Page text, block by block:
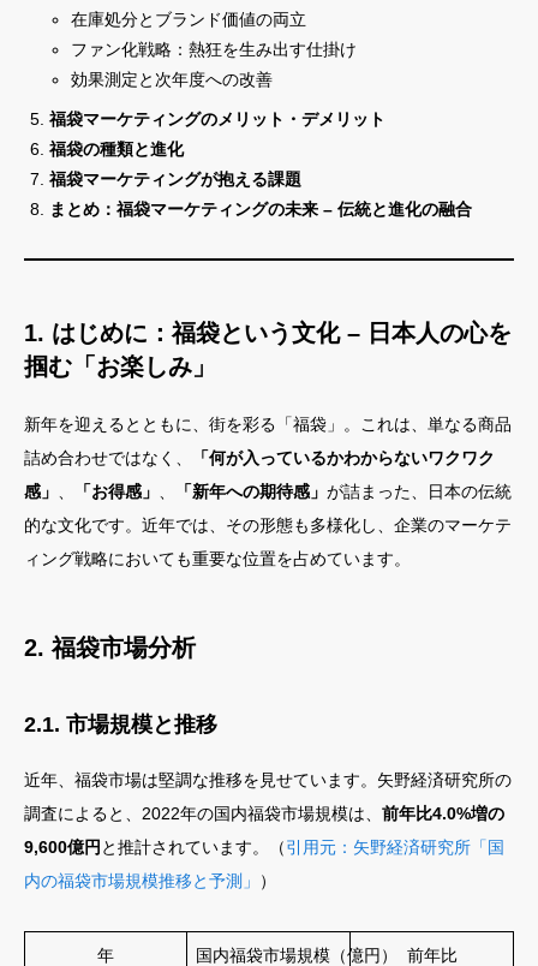
在庫処分とブランド価値の両立
ファン化戦略：熱狂を生み出す仕掛け
効果測定と次年度への改善
福袋マーケティングのメリット・デメリット
福袋の種類と進化
福袋マーケティングが抱える課題
まとめ：福袋マーケティングの未来 – 伝統と進化の融合
1. はじめに：福袋という文化 – 日本人の心を
掴む「お楽しみ」
新年を迎えるとともに、街を彩る「福袋」。これは、単なる商品
詰め合わせではなく、
「何が入っているかわからないワクワク
感」
「お得感」 「新年への期待感」 が詰まった、日本の伝統
的な文化です。近年では、その形態も多様化し、企業のマーケテ
ィング戦略においても重要な位置を占めています。
2. 福袋市場分析
2.1. 市場規模と推移
近年、福袋市場は堅調な推移を見せています。矢野経済研究所の
調査によると、2022年の国内福袋市場規模は、 前年比4.0%増の
9,600億円 と推計されています。（引用元：矢野経済研究所「国
内の福袋市場規模推移と予測」
）
年 国内福袋市場規模（億円） 前年比